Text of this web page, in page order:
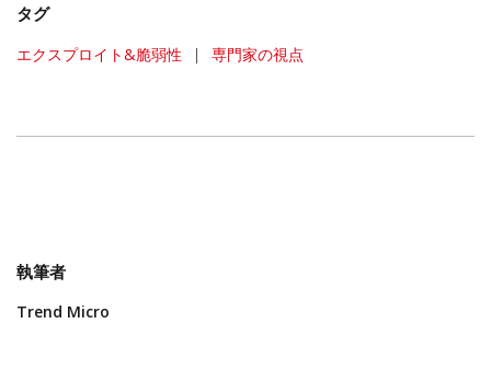
タグ
エクスプロイト&脆弱性 | 専門家の視点
執筆者
Trend Micro